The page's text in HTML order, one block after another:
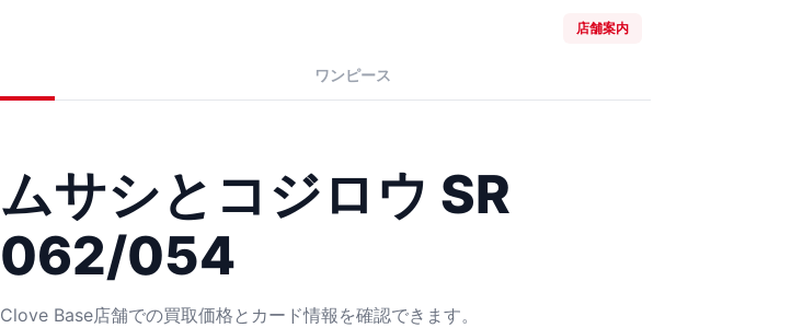
店舗案内
ワンピース
ムサシとコジロウ SR
062/054
Clove Base店舗での買取価格とカード情報を確認できます。